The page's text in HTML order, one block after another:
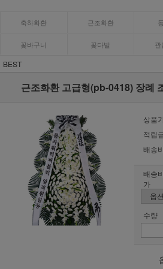
축하화환 근조화환
꽃바구니 꽃다발 관
BEST
근조화환 고급형(pb-0418) 장례
상품
적립
배송비
배송
가
수량